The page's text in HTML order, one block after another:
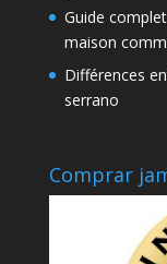
Guide
maison
Différences
serrano
Comprar